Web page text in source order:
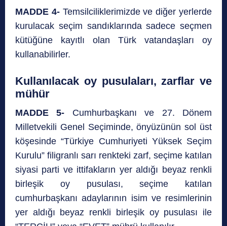
MADDE 4-Temsilciliklerimizde ve diğer yerlerde
kurulacak seçim sandıklarında sadece seçmen
kütüğüne kayıtlı olan Türk vatandaşları oy
kullanabilirler.
Kullanılacak oy pusulaları, zarflar ve
mühür
MADDE 5- Cumhurbaşkanı ve 27. Dönem
Milletvekili Genel Seçiminde, önyüzünün sol üst
köşesinde “Türkiye Cumhuriyeti Yüksek Seçim
Kurulu” filigranlı sarı renkteki zarf, seçime katılan
siyasi parti ve ittifakların yer aldığı beyaz renkli
birleşik oy pusulası, seçime katılan
cumhurbaşkanı adaylarının isim ve resimlerinin
yer aldığı beyaz renkli birleşik oy pusulası ile